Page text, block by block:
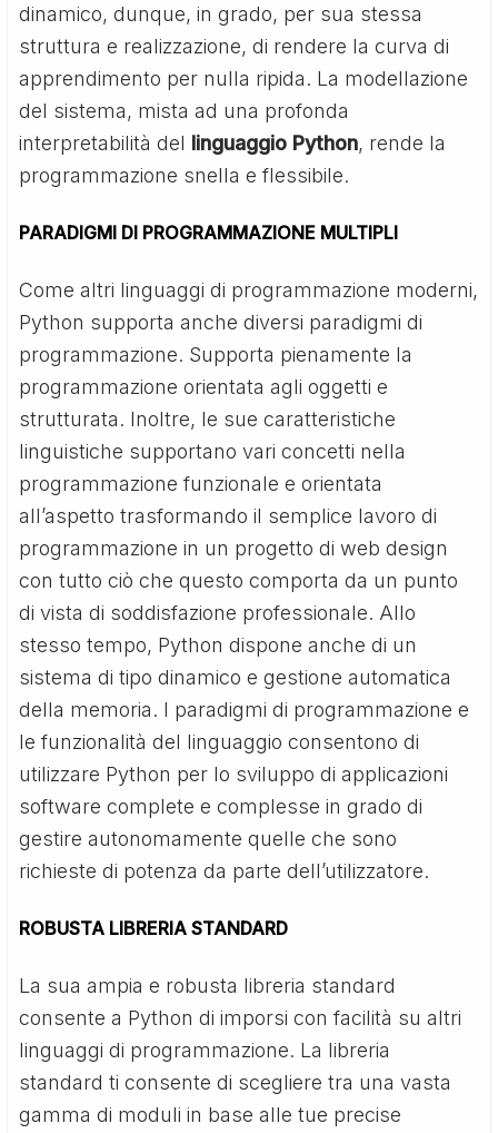
dinamico, dunque, in grado, per sua stessa
struttura e realizzazione, di rendere la curva di
apprendimento per nulla ripida. La modellazione
del sistema, mista ad una profonda
interpretabilità del linguaggio Python, rende la
programmazione snella e flessibile.
PARADIGMI DI PROGRAMMAZIONE MULTIPLI
Come altri linguaggi di programmazione moderni,
Python supporta anche diversi paradigmi di
programmazione. Supporta pienamente la
programmazione orientata agli oggetti e
strutturata. Inoltre, le sue caratteristiche
linguistiche supportano vari concetti nella
programmazione funzionale e orientata
all’aspetto trasformando il semplice lavoro di
programmazione in un progetto di web design
con tutto ciò che questo comporta da un punto
di vista di soddisfazione professionale. Allo
stesso tempo, Python dispone anche di un
sistema di tipo dinamico e gestione automatica
della memoria. I paradigmi di programmazione e
le funzionalità del linguaggio consentono di
utilizzare Python per lo sviluppo di applicazioni
software complete e complesse in grado di
gestire autonomamente quelle che sono
richieste di potenza da parte dell’utilizzatore.
ROBUSTA LIBRERIA STANDARD
La sua ampia e robusta libreria standard
consente a Python di imporsi con facilità su altri
linguaggi di programmazione. La libreria
standard ti consente di scegliere tra una vasta
gamma di moduli in base alle tue precise